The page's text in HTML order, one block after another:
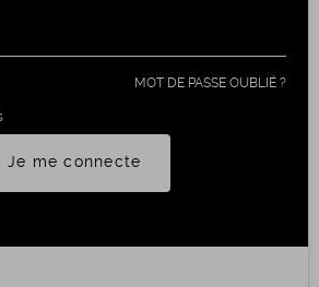
MOT DE PASSE OUBLIÉ ?
Je me connecte